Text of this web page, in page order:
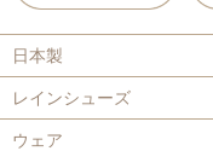
日本製
レインシューズ
ウェア